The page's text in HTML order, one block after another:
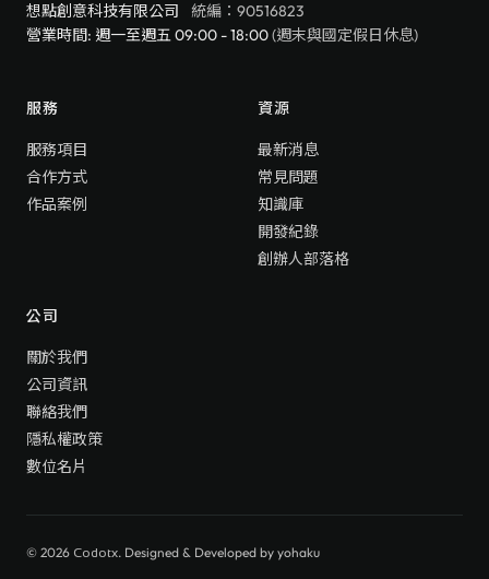
想點創意科技有限公司
統編：90516823
營業時間: 週一至週五 09:00 - 18:00(週末與國定假日休息)
服務
服務項目
合作方式
作品案例
資源
最新消息
常見問題
知識庫
開發紀錄
創辦人部落格
公司
關於我們
公司資訊
聯絡我們
隱私權政策
數位名片
© 2026 Codotx. Designed & Developed by yohaku